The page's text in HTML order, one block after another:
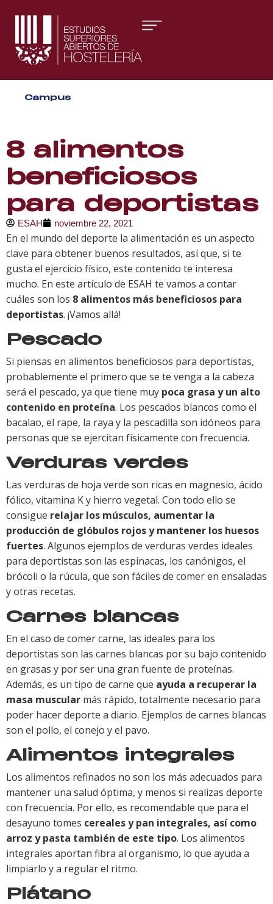
Campus
8 alimentos
beneficiosos
para deportistas
ESAH noviembre 22, 2021
En el mundo del deporte la alimentación es un aspecto
clave para obtener buenos resultados, así que, si te
gusta el ejercicio físico, este contenido te interesa
mucho. En este artículo de ESAH te vamos a contar
cuáles son los 8 alimentos más beneficiosos para
deportistas. ¡Vamos allá!
Pescado
Si piensas en alimentos beneficiosos para deportistas,
probablemente el primero que se te venga a la cabeza
será el pescado, ya que tiene muy poca grasa y un alto
contenido en proteína. Los pescados blancos como el
bacalao, el rape, la raya y la pescadilla son idóneos para
personas que se ejercitan físicamente con frecuencia.
Verduras verdes
Las verduras de hoja verde son ricas en magnesio, ácido
fólico, vitamina K y hierro vegetal. Con todo ello se
consigue relajar los músculos, aumentar la
producción de glóbulos rojos y mantener los huesos
fuertes. Algunos ejemplos de verduras verdes ideales
para deportistas son las espinacas, los canónigos, el
brócoli o la rúcula, que son fáciles de comer en ensaladas
y otras recetas.
Carnes blancas
En el caso de comer carne, las ideales para los
deportistas son las carnes blancas por su bajo contenido
en grasas y por ser una gran fuente de proteínas.
Además, es un tipo de carne que ayuda a recuperar la
masa muscular más rápido, totalmente necesario para
poder hacer deporte a diario. Ejemplos de carnes blancas
son el pollo, el conejo y el pavo.
Alimentos integrales
Los alimentos refinados no son los más adecuados para
mantener una salud óptima, y menos si realizas deporte
con frecuencia. Por ello, es recomendable que para el
desayuno tomes cereales y pan integrales, así como
arroz y pasta también de este tipo. Los alimentos
integrales aportan fibra al organismo, lo que ayuda a
limpiarlo y a regular el ritmo.
Plátano